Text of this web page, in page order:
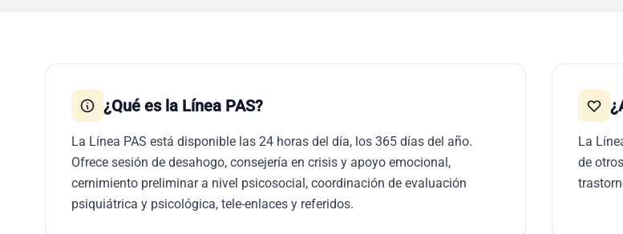
¿Qué es la Línea PAS?
La Línea PAS está disponible las 24 horas del día, los 365 días del año.
Ofrece sesión de desahogo, consejería en crisis y apoyo emocional,
cernimiento preliminar a nivel psicosocial, coordinación de evaluación
psiquiátrica y psicológica, tele-enlaces y referidos.
La
de